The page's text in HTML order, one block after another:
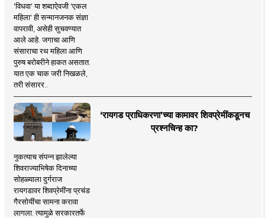
'विधवा' या शब्दाऐवजी 'एकल
महिला' ही सन्मानजनक संज्ञा
वापरावी, असेही सुचवण्यात
आले आहे. जगाचा आणि
संसाराचा रथ महिला आणि
पुरुष बरोबरीने हाकत असतात.
यात एक चाक जरी निखळले,
तरी संसारर..
‘रायगड प्राधिकरणा’च्या कामावर शिवप्रेमींकडूनच
प्रश्नचिन्ह का?
नुकत्याच संपन्न झालेल्या
शिवराज्याभिषेक दिनाच्या
सोहळ्याला दुर्गराज
रायगडावर शिवप्रेमींना प्रचंड
गैरसोयींचा सामना करावा
लागला. त्यामुळे सरकारतर्फे